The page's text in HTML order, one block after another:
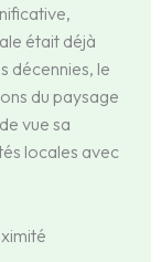
était déjà
décennies, le
du paysage
vue sa
locales avec